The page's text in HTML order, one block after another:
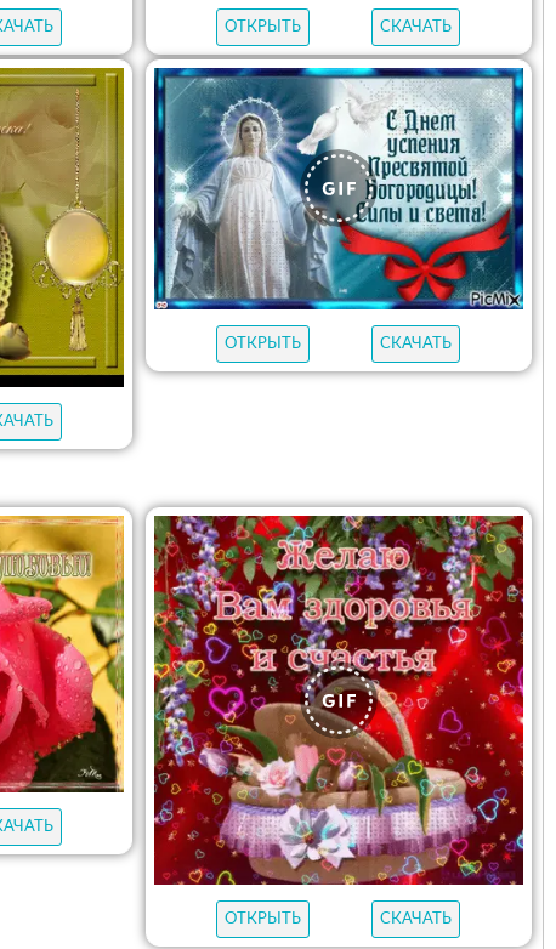
ОТКРЫТЬ СКАЧАТЬ
ОТКРЫТЬ СКАЧАТЬ
ОТКРЫТЬ СКАЧАТЬ